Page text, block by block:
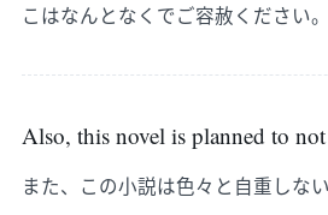
こはなんとなくでご容赦ください。
Also, this novel is planned to
また、この小説は色々と自重しない